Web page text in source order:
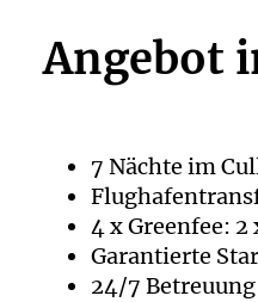
Angebot
7 Nächte im
4 x Greenfee:
Garantierte
24/7